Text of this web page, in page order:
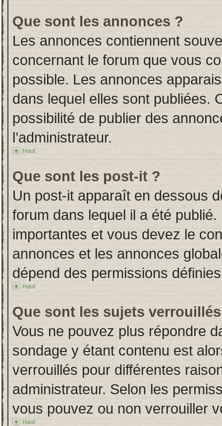
Que sont les annonces ?
Les annonces contiennent
concernant le forum que vous
possible. Les annonces
dans lequel elles sont publiées.
possibilité de publier des
l’administrateur.
Haut
Que sont les post-it ?
Un post-it apparaît en dessous
forum dans lequel il a été
importantes et vous devez le
annonces et les annonces
dépend des permissions
Haut
Que sont les sujets
Vous ne pouvez plus répondre
sondage y étant contenu est
verrouillés pour différentes
administrateur. Selon les
vous pouvez ou non verrouiller
Haut